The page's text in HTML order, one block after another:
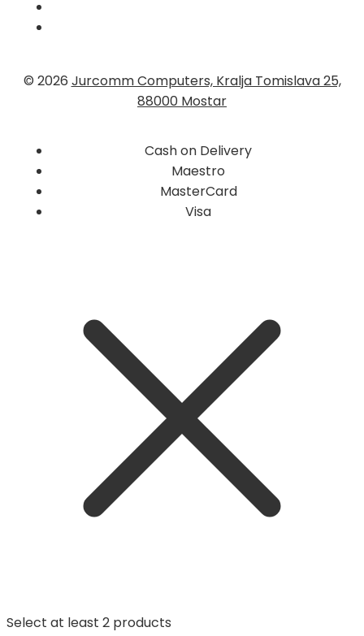
© 2026 Jurcomm Computers, Kralja Tomislava 25,
88000 Mostar
Cash on Delivery
Maestro
MasterCard
Visa
Select at least 2 products